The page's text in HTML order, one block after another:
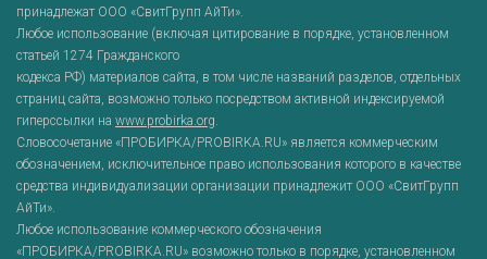
принадлежат ООО «СвитГрупп АйТи».
Любое использование (включая цитирование в порядке, установленном
статьей 1274 Гражданского
кодекса РФ) материалов сайта, в том числе названий разделов, отдельных
страниц сайта, возможно только посредством активной индексируемой
гиперссылки на www.probirka.org.
Словосочетание «ПРОБИРКА/PROBIRKA.RU» является коммерческим
обозначением, исключительное право использования которого в качестве
средства индивидуализации организации принадлежит ООО «СвитГрупп
АйТи».
Любое использование коммерческого обозначения
«ПРОБИРКА/PROBIRKA.RU» возможно только в порядке, установленном